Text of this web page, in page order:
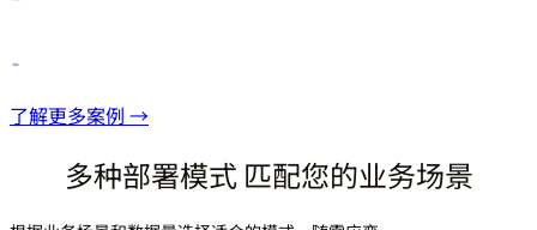
了解更多案例 →
多种部署模式 匹配您的业务场景